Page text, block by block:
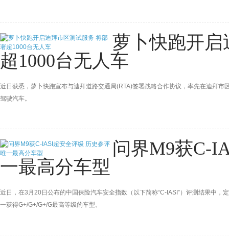
萝卜快跑开
超1000台无人车
近日获悉，萝卜快跑宣布与迪拜道路交通局(RTA)签署战略合作协议，率先在迪拜
驾驶汽车。
问界M9获C-
一最高分车型
近日，在3月20日公布的中国保险汽车安全指数（以下简称“C-IASI”）评测结果中
一获得G+/G+/G+/G最高等级的车型。